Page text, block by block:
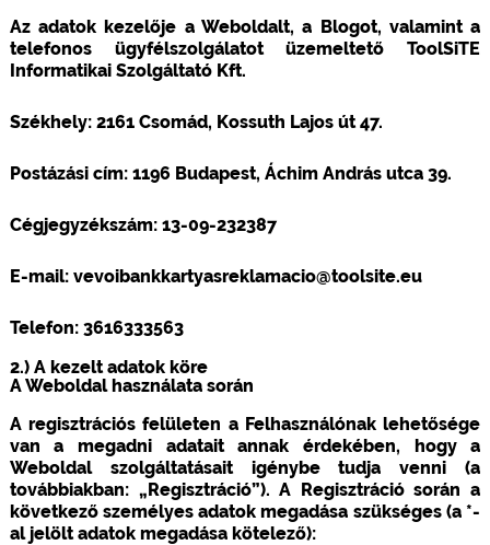
Az adatok kezelője a Weboldalt, a Blogot, valamint a
telefonos ügyfélszolgálatot üzemeltető ToolSiTE
Informatikai Szolgáltató Kft.
Székhely: 2161 Csomád, Kossuth Lajos út 47.
Postázási cím: 1196 Budapest, Áchim András utca 39.
Cégjegyzékszám: 13-09-232387
E-mail: vevoibankkartyasreklamacio@toolsite.eu
Telefon: 3616333563
2.) A kezelt adatok köre
A Weboldal használata során
A regisztrációs felületen a Felhasználónak lehetősége
van a megadni adatait annak érdekében, hogy a
Weboldal szolgáltatásait igénybe tudja venni (a
továbbiakban: „Regisztráció”). A Regisztráció során a
következő személyes adatok megadása szükséges (a *-
al jelölt adatok megadása kötelező):